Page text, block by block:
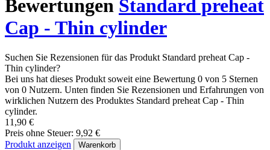
Bewertungen Standard preheat
Cap - Thin cylinder
Suchen Sie Rezensionen für das Produkt Standard preheat Cap -
Thin cylinder?
Bei uns hat dieses Produkt soweit eine Bewertung 0 von 5 Sternen
von 0 Nutzern. Unten finden Sie Rezensionen und Erfahrungen von
wirklichen Nutzern des Produktes Standard preheat Cap - Thin
cylinder.
11,90 €
Preis ohne Steuer: 9,92 €
Produkt anzeigen
Warenkorb